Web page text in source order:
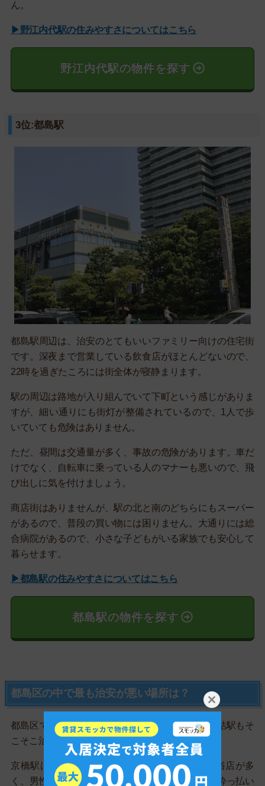
ん。
▶野江内代駅の住みやすさについてはこちら
野江内代駅の物件を探す
3位:都島駅
都島駅周辺は、治安のとてもいいファミリー向けの住宅街
です。深夜まで営業している飲食店がほとんどないので、
22時を過ぎたころには街全体が寝静まります。
駅の周辺は路地が入り組んでいて下町という感じがありま
すが、細い通りにも街灯が整備されているので、1人で歩
いていても危険はありません。
ただ、昼間は交通量が多く、事故の危険があります。車だ
けでなく、自転車に乗っている人のマナーも悪いので、飛
び出しに気を付けましょう。
商店街はありませんが、駅の北と南のどちらにもスーパー
があるので、普段の買い物には困りません。大通りには総
合病院があるので、小さな子どもがいる家族でも安心して
暮らせます。
▶都島駅の住みやすさについてはこちら
都島駅の物件を探す
都島区の中で最も治安が悪い場所は？
都島区で最も治安が悪いのは京橋駅で、大阪城北詰駅もそ
こそこ治安が悪いので避けるべきです。
京橋駅は区内唯一の繁華街で、キャバクラや風俗店が多
く、男性が夜に歩いていると客引きにあいます。酔っ払い